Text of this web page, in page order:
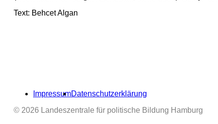
Text: Behcet Algan
ImpressumDatenschutzerklärung
© 2026 Landeszentrale für politische Bildung Hamburg